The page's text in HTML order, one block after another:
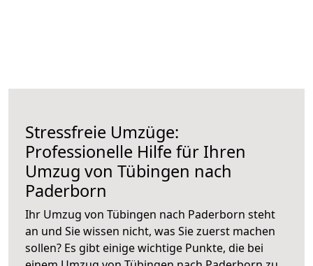
Stressfreie Umzüge:
Professionelle Hilfe für Ihren
Umzug von Tübingen nach
Paderborn
Ihr Umzug von Tübingen nach Paderborn steht
an und Sie wissen nicht, was Sie zuerst machen
sollen? Es gibt einige wichtige Punkte, die bei